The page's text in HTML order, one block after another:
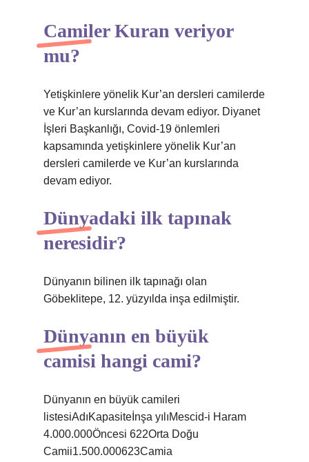
Camiler Kuran veriyor
mu?
Yetişkinlere yönelik Kur’an dersleri camilerde
ve Kur’an kurslarında devam ediyor. Diyanet
İşleri Başkanlığı, Covid-19 önlemleri
kapsamında yetişkinlere yönelik Kur’an
dersleri camilerde ve Kur’an kurslarında
devam ediyor.
Dünyadaki ilk tapınak
neresidir?
Dünyanın bilinen ilk tapınağı olan
Göbeklitepe, 12. yüzyılda inşa edilmiştir.
Dünyanın en büyük
camisi hangi cami?
Dünyanın en büyük camileri
listesiAdıKapasiteİnşa yılıMescid-i Haram
4.000.000Öncesi 622Orta Doğu
Camii1.500.000623Camia